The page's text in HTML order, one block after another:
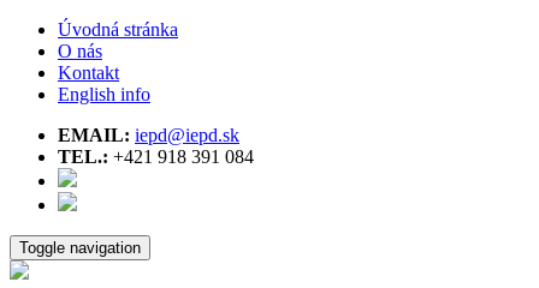
Úvodná stránka
O nás
Kontakt
English info
EMAIL: iepd@iepd.sk
TEL.: +421 918 391 084
Toggle navigation